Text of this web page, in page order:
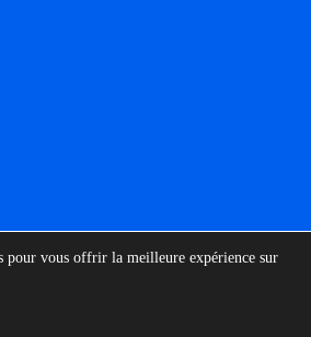
pour vous offrir la meilleure expérience sur